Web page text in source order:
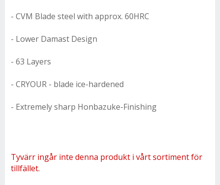
- CVM Blade steel with approx. 60HRC
- Lower Damast Design
- 63 Layers
- CRYOUR - blade ice-hardened
- Extremely sharp Honbazuke-Finishing
Tyvärr ingår inte denna produkt i vårt sortiment för
tillfället.